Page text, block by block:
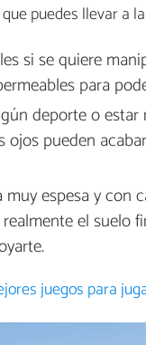
puedes llevar a
si se quiere
para
deporte o
pueden
espesa y con
el suelo
juegos para